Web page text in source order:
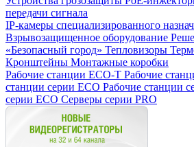
передачи сигнала
IP-камеры специализированного
Взрывозащищенное оборудование
«Безопасный город» Тепловизоры
Кронштейны Монтажные коробки
Рабочие станции ECO-T Рабочие
станции серии ECO Рабочие станции
серии ECO Серверы серии PRO